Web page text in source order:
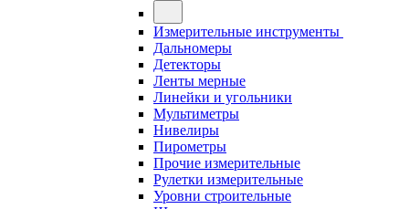
Измерительные инструменты
Дальномеры
Детекторы
Ленты мерные
Линейки и угольники
Мультиметры
Нивелиры
Пирометры
Прочие измерительные
Рулетки измерительные
Уровни строительные